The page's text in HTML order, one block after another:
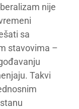
nije
sa
stavovima –
Takvi